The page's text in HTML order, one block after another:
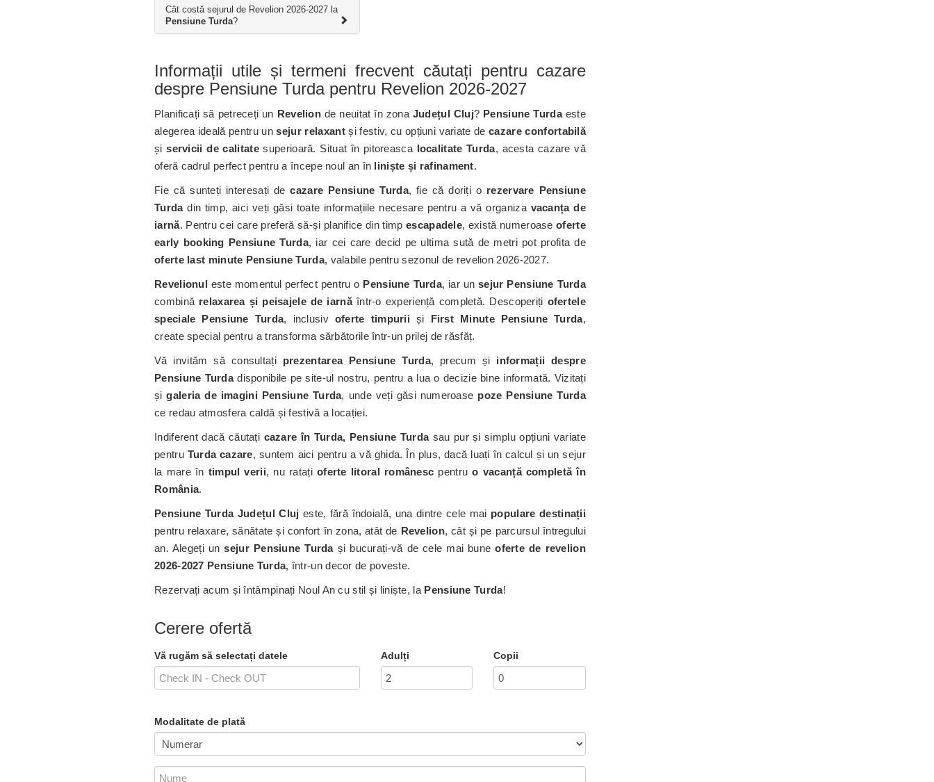
Cât costă sejurul de Revelion 2026-2027 la
Pensiune Turda?
Informații utile și termeni frecvent căutați pentru cazare
despre Pensiune Turda pentru Revelion 2026-2027
Planificați să petreceți un Revelion de neuitat în zona Județul Cluj? Pensiune Turdaeste
alegerea ideală pentru unsejur relaxantși festiv, cu opțiuni variate decazare confortabilă
șiservicii de calitatesuperioară. Situat în pitoreasca localitate Turda, acesta cazare vă
oferă cadrul perfect pentru a începe noul an în liniște și rafinament.
Fie că sunteți interesați decazare Pensiune Turda, fie că doriți o rezervare Pensiune
Turdadin timp, aici veți găsi toate informațiile necesare pentru a vă organiza vacanța de
iarnă. Pentru cei care preferă să-și planifice din timpescapadele, există numeroaseoferte
early booking Pensiune Turda, iar cei care decid pe ultima sută de metri pot profita de
oferte last minute Pensiune Turda, valabile pentru sezonul de revelion 2026-2027.
Revelionul este momentul perfect pentru o Pensiune Turda, iar unsejur Pensiune Turda
combină relaxarea și peisajele de iarnăîntr-o experiență completă. Descoperiți ofertele
speciale Pensiune Turda, inclusiv oferte timpurii și First Minute Pensiune Turda,
create special pentru a transforma sărbătorile într-un prilej de răsfăț.
Vă invităm să consultați prezentarea Pensiune Turda, precum și informații despre
Pensiune Turdadisponibile pe site-ul nostru, pentru a lua o decizie bine informată. Vizitați
șigaleria de imagini Pensiune Turda, unde veți găsi numeroase poze Pensiune Turda
ce redau atmosfera caldă și festivă a locației.
Indiferent dacă căutați cazare în Turda, Pensiune Turdasau pur și simplu opțiuni variate
pentru Turda cazare, suntem aici pentru a vă ghida. În plus, dacă luați în calcul și un sejur
la mare în timpul verii, nu ratați oferte litoral românesc pentruo vacanță completă în
România.
Pensiune Turda Județul Cluj este, fără îndoială, una dintre cele mai populare destinații
pentru relaxare, sănătate și confort în zona, atât de Revelion, cât și pe parcursul întregului
an. Alegeți unsejur Pensiune Turdași bucurați-vă de cele mai buneoferte de revelion
2026-2027 Pensiune Turda, într-un decor de poveste.
Rezervați acum și întâmpinați Noul An cu stil și liniște, la Pensiune Turda!
Cerere ofertă
Vă rugăm să selectați datele Adulți Copii
Modalitate de plată